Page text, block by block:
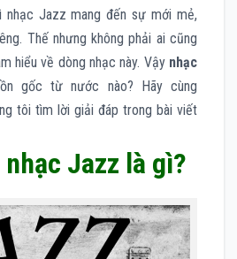
nhạc Jazz mang đến sự mới mẻ,
Thế nhưng không phải ai cũng
hiểu về dòng nhạc này. Vậy nhạc
gốc từ nước nào? Hãy cùng
tôi tìm lời giải đáp trong bài viết
Jazz là gì?